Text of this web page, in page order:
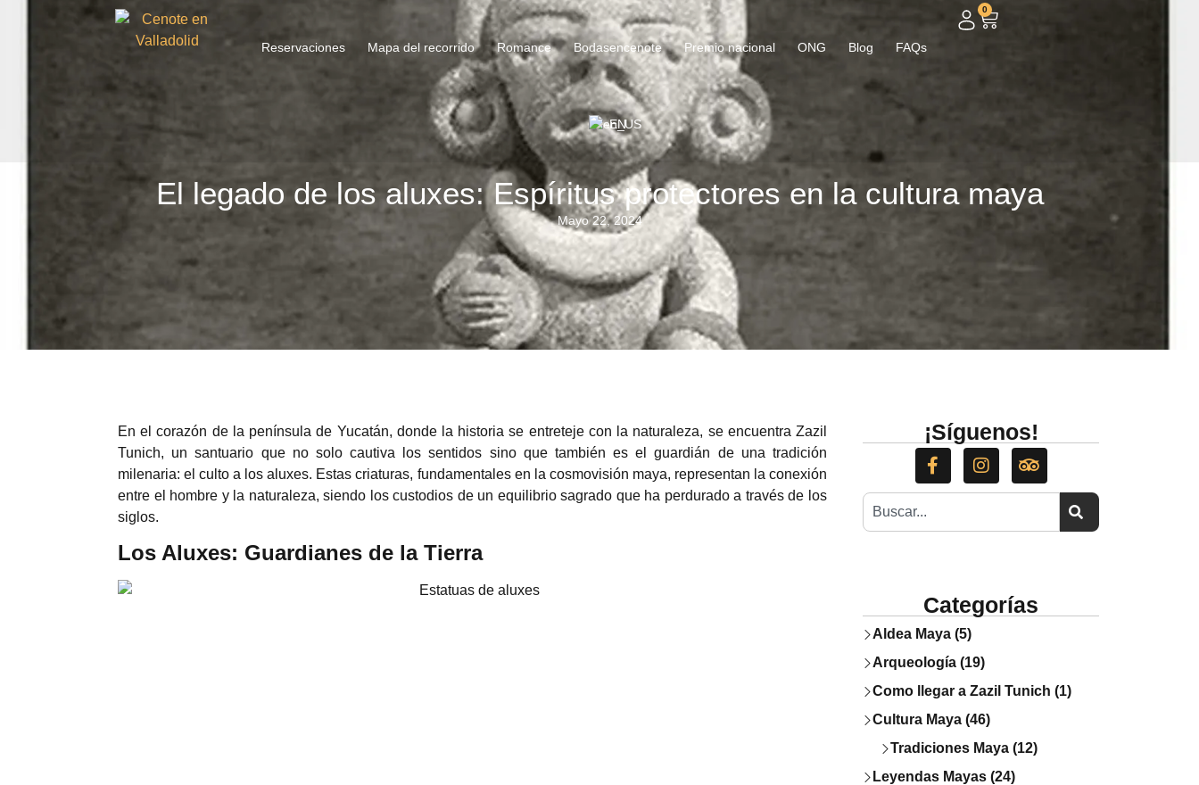
Reservaciones Mapa del recorrido Romance Bodasencenote Premio nacional ONG Blog FAQs
EN
0
El legado de los aluxes: Espíritus protectores en la cultura maya
Mayo 22, 2024
En el corazón de la península de Yucatán, donde la historia se entreteje con la naturaleza, se encuentra Zazil
Tunich, un santuario que no solo cautiva los sentidos sino que también es el guardián de una tradición
milenaria: el culto a los aluxes. Estas criaturas, fundamentales en la cosmovisión maya, representan la conexión
entre el hombre y la naturaleza, siendo los custodios de un equilibrio sagrado que ha perdurado a través de los
siglos.
Los Aluxes: Guardianes de la Tierra
¡Síguenos!
Categorías
Aldea Maya (5)
Arqueología (19)
Como llegar a Zazil Tunich (1)
Cultura Maya (46)
Tradiciones Maya (12)
Leyendas Mayas (24)